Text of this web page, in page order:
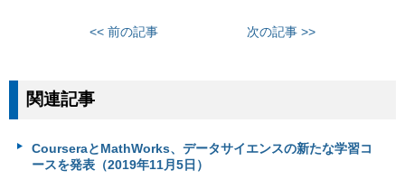
<< 前の記事 次の記事 >>
関連記事
CourseraとMathWorks、データサイエンスの新たな学習コ
ースを発表（2019年11月5日）